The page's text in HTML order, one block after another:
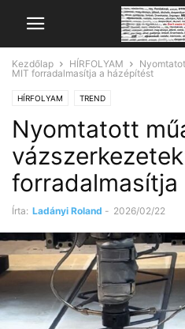
Kezdőlap HÍRFOLYAM
MIT forradalmasítja a házépítést
HÍRFOLYAM TREND
Nyomtatott
Írta: Ladányi Roland - 2026/02/22